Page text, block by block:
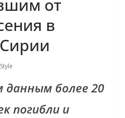
от
в
данным более 20
погибли и